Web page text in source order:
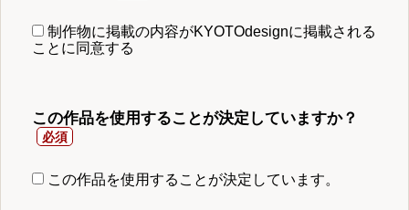
制作物に掲載の内容がKYOTOdesignに掲載される
ことに同意する
この作品を使用することが決定していますか？
この作品を使用することが決定しています。